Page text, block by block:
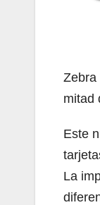
Zebra
mitad
Este
La